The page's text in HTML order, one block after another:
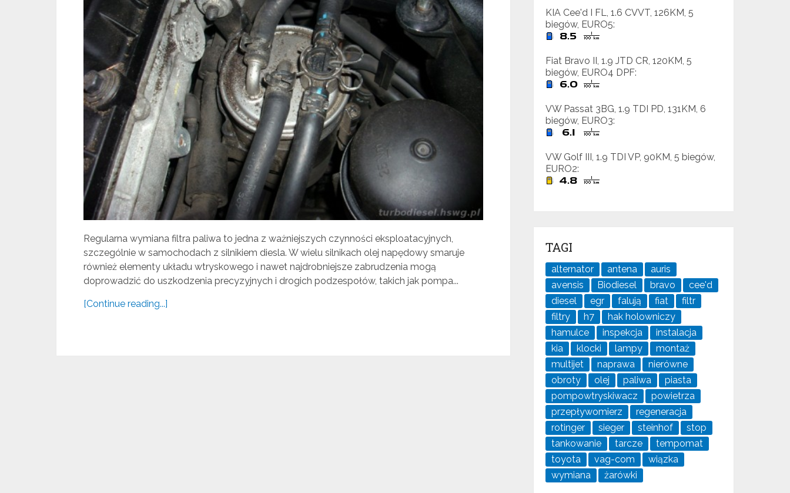
Regularna wymiana filtra paliwa to jedna z ważniejszych czynności eksploatacyjnych,
szczególnie w samochodach z silnikiem diesla. W wielu silnikach olej napędowy smaruje
również elementy układu wtryskowego i nawet najdrobniejsze zabrudzenia mogą
doprowadzić do uszkodzenia precyzyjnych i drogich podzespołów, takich jak pompa...
[Continue reading...]
KIA Cee'd I FL, 1.6 CVVT, 126KM, 5
biegów, EURO5:
Fiat Bravo II, 1.9 JTD CR, 120KM, 5
biegów, EURO4 DPF:
VW Passat 3BG, 1.9 TDI PD, 131KM, 6
biegów, EURO3:
VW Golf III, 1.9 TDI VP, 90KM, 5 biegów,
EURO2:
TAGI
alternator antena
auris
avensis
Biodiesel bravo
cee'd
diesel
egr falują fiat
filtr
filtry
h7
hak holowniczy
hamulce
inspekcja
instalacja
kia
klocki lampy
montaż
multijet
naprawa
nierówne
obroty
olej paliwa
piasta
pompowtryskiwacz
powietrza
przepływomierz
regeneracja
rotinger
sieger steinhof
stop
tankowanie
tarcze
tempomat
toyota
vag-com
wiązka
wymiana
żarówki